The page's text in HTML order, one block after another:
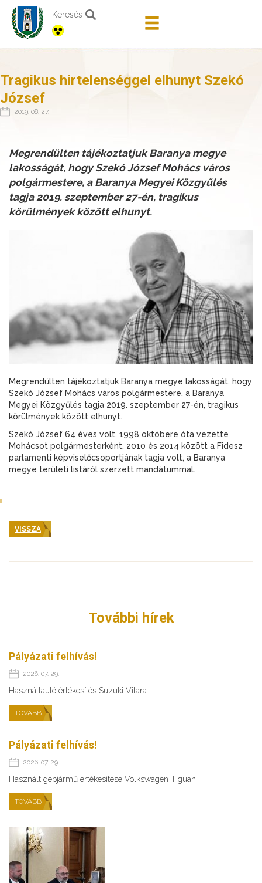
Keresés
Tragikus hirtelenséggel elhunyt Szekó
József
2019. 08. 27.
Megrendülten tájékoztatjuk Baranya megye
lakosságát, hogy Szekó József Mohács város
polgármestere, a Baranya Megyei Közgyűlés
tagja 2019. szeptember 27-én, tragikus
körülmények között elhunyt.
Megrendülten tájékoztatjuk Baranya megye lakosságát, hogy
Szekó József Mohács város polgármestere, a Baranya
Megyei Közgyűlés tagja 2019. szeptember 27-én, tragikus
körülmények között elhunyt.
Szekó József 64 éves volt. 1998 októbere óta vezette
Mohácsot polgármesterként, 2010 és 2014 között a Fidesz
parlamenti képviselőcsoportjának tagja volt, a Baranya
megye területi listáról szerzett mandátummal.
VISSZA
További hírek
Pályázati felhívás!
2026. 07. 29.
Használtautó értékesítés Suzuki Vitara
TOVÁBB
Pályázati felhívás!
2026. 07. 29.
Használt gépjármű értékesítése Volkswagen Tiguan
TOVÁBB